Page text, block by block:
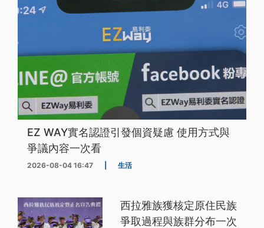
EZ WAY實名認證引發個資疑慮 使用方式與
爭議內容一次看
2026-08-04 16:47 生活
西拉雅族獲核定原住民族
爭取過程與族群分布一次